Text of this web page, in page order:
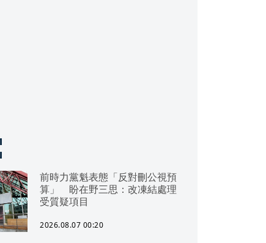
前時力黨魁表態「反對刪公視預
算」 盼在野三思：改凍結處理
受質疑項目
2026.08.07 00:20